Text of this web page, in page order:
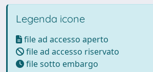
Legenda icone
file ad accesso aperto
file ad accesso riservato
file sotto embargo